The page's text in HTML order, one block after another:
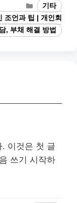
Categories
기타
조언과 팁 | 개인회
, 부채 해결 방법
이것은 첫 글
쓰기 시작하